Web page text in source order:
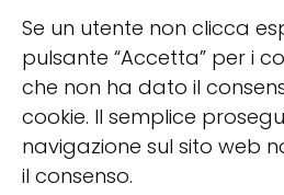
Se un utente non clicca
pulsante “Accetta” per i
che non ha dato il
cookie. Il semplice
navigazione sul sito web
il consenso.